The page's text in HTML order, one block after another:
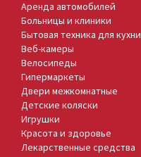
Аренда автомобилей
Больницы и клиники
Бытовая техника для кухни
Веб-камеры
Велосипеды
Гипермаркеты
Двери межкомнатные
Детские коляски
Игрушки
Красота и здоровье
Лекарственные средства